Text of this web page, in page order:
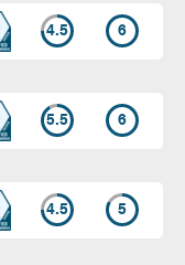
4.5 6
5.5 6
4.5 5